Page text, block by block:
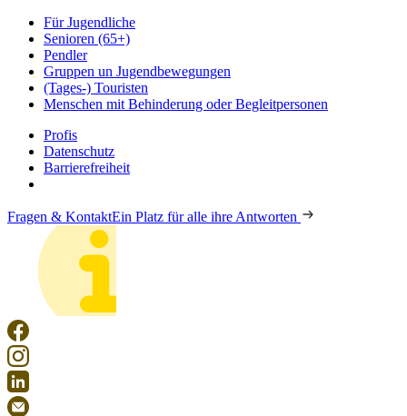
Für Jugendliche
Senioren (65+)
Pendler
Gruppen un Jugendbewegungen
(Tages-) Touristen
Menschen mit Behinderung oder Begleitpersonen
Profis
Datenschutz
Barrierefreiheit
Fragen & KontaktEin Platz für alle ihre Antworten